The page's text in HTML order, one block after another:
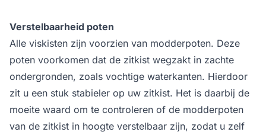
Verstelbaarheid poten
Alle viskisten zijn voorzien van modderpoten. Deze
poten voorkomen dat de zitkist wegzakt in zachte
ondergronden, zoals vochtige waterkanten. Hierdoor
zit u een stuk stabieler op uw zitkist. Het is daarbij de
moeite waard om te controleren of de modderpoten
van de zitkist in hoogte verstelbaar zijn, zodat u zelf